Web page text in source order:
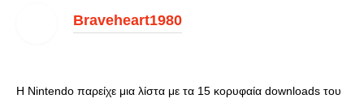
Braveheart1980
Η Nintendo παρείχε μια λίστα με τα 15 κορυφαία downloads του